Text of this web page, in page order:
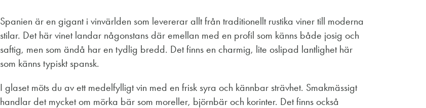
Spanien är en gigant i vinvärlden som levererar allt från traditionellt rustika viner till moderna
stilar. Det här vinet landar någonstans där emellan med en profil som känns både josig och
saftig, men som ändå har en tydlig bredd. Det finns en charmig, lite oslipad lantlighet här
som känns typiskt spansk.
I glaset möts du av ett medelfylligt vin med en frisk syra och kännbar strävhet. Smakmässigt
handlar det mycket om mörka bär som moreller, björnbär och korinter. Det finns också